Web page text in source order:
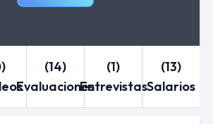
(14)
Evaluaciones
(1)
Entrevistas
(13)
Salarios